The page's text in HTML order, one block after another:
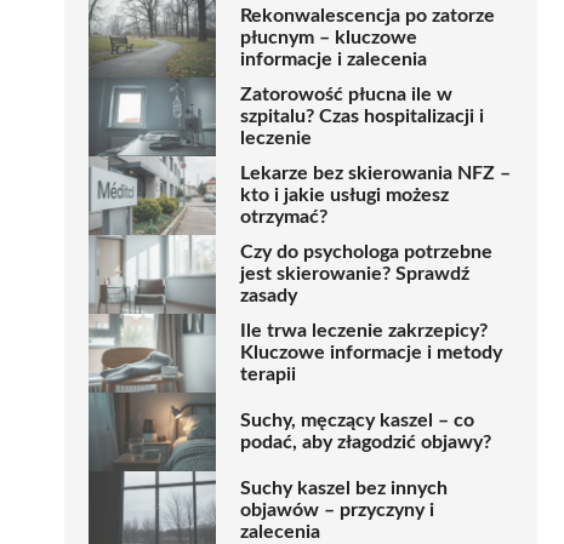
Rekonwalescencja po zatorze
płucnym – kluczowe
informacje i zalecenia
Zatorowość płucna ile w
szpitalu? Czas hospitalizacji i
leczenie
Lekarze bez skierowania NFZ –
kto i jakie usługi możesz
otrzymać?
Czy do psychologa potrzebne
jest skierowanie? Sprawdź
zasady
Ile trwa leczenie zakrzepicy?
Kluczowe informacje i metody
terapii
Suchy, męczący kaszel – co
podać, aby złagodzić objawy?
Suchy kaszel bez innych
objawów – przyczyny i
zalecenia